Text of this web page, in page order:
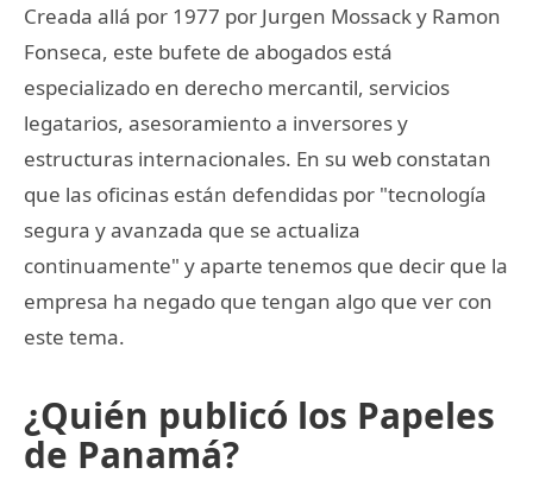
Creada allá por 1977 por Jurgen Mossack y Ramon
Fonseca, este bufete de abogados está
especializado en derecho mercantil, servicios
legatarios, asesoramiento a inversores y
estructuras internacionales. En su web constatan
que las oficinas están defendidas por "tecnología
segura y avanzada que se actualiza
continuamente" y aparte tenemos que decir que la
empresa ha negado que tengan algo que ver con
este tema.
¿Quién publicó los Papeles
de Panamá?